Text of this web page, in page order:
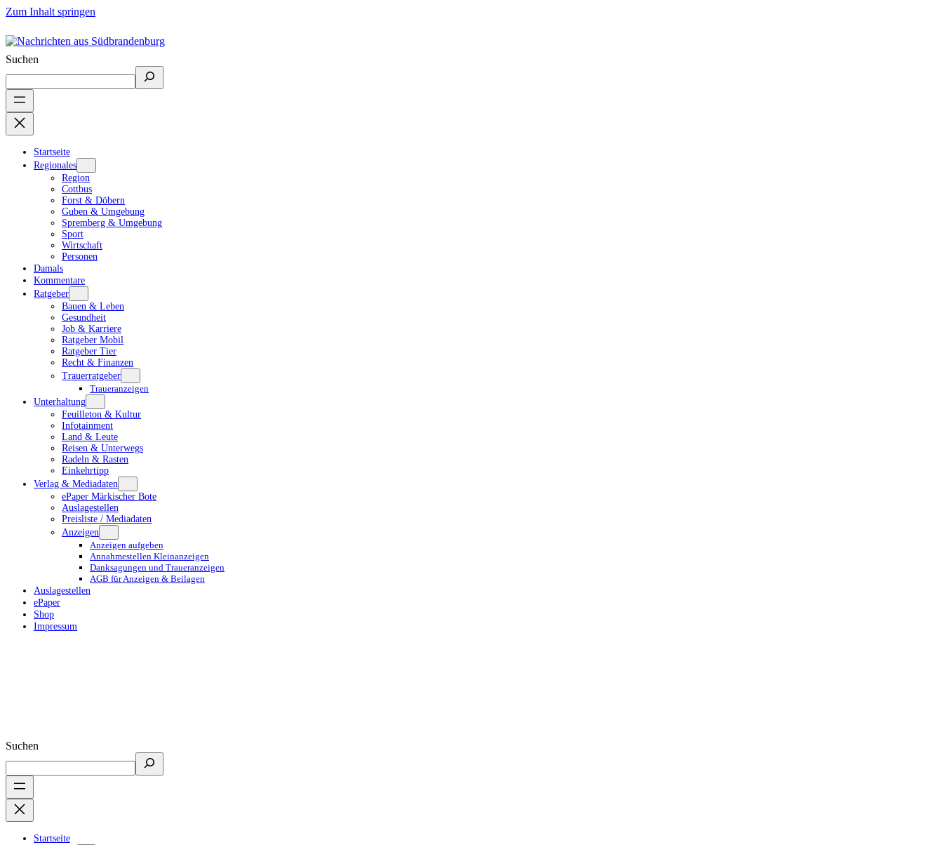
Zum Inhalt springen
Suchen
Startseite
Regionales
Region
Cottbus
Forst & Döbern
Guben & Umgebung
Spremberg & Umgebung
Sport
Wirtschaft
Personen
Damals
Kommentare
Ratgeber
Bauen & Leben
Gesundheit
Job & Karriere
Ratgeber Mobil
Ratgeber Tier
Recht & Finanzen
Trauerratgeber
Traueranzeigen
Unterhaltung
Feuilleton & Kultur
Infotainment
Land & Leute
Reisen & Unterwegs
Radeln & Rasten
Einkehrtipp
Verlag & Mediadaten
ePaper Märkischer Bote
Auslagestellen
Preisliste / Mediadaten
Anzeigen
Anzeigen aufgeben
Annahmestellen Kleinanzeigen
Danksagungen und Traueranzeigen
AGB für Anzeigen & Beilagen
Auslagestellen
ePaper
Shop
Impressum
Suchen
Startseite